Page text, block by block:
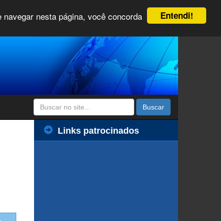
Entendi!
nesta página, você concorda
Buscar
Links patrocinados